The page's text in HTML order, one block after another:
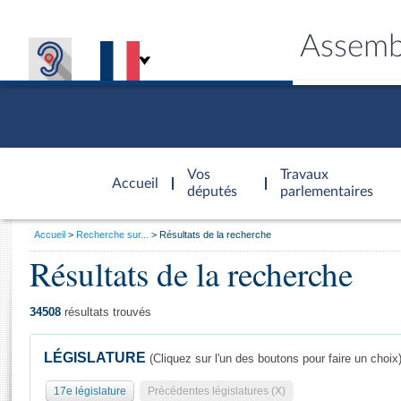
Accueil
d'accueil
Vos
députés
Travaux
parlementaires
Général
Vous
Accueil Recherche sur... Résultats de la recherche
Résultats de la recherche
34508 résultats trouvés
LÉGISLATURE (Cliquez sur l'un des boutons pour faire un choix)
17e législature Précédentes législatures (X)